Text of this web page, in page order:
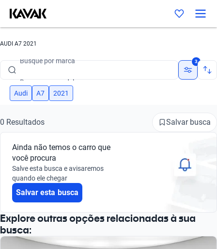
AUDI A7 2021
Busque por versão
Busque por marca
Busque por modelo
Busque por versão
3
Audi A7 2021
0 Resultados Salvar busca
Ainda não temos o carro que
você procura
Salve esta busca e avisaremos
quando ele chegar
Salvar esta busca
Explore outras opções relacionadas à sua
busca: